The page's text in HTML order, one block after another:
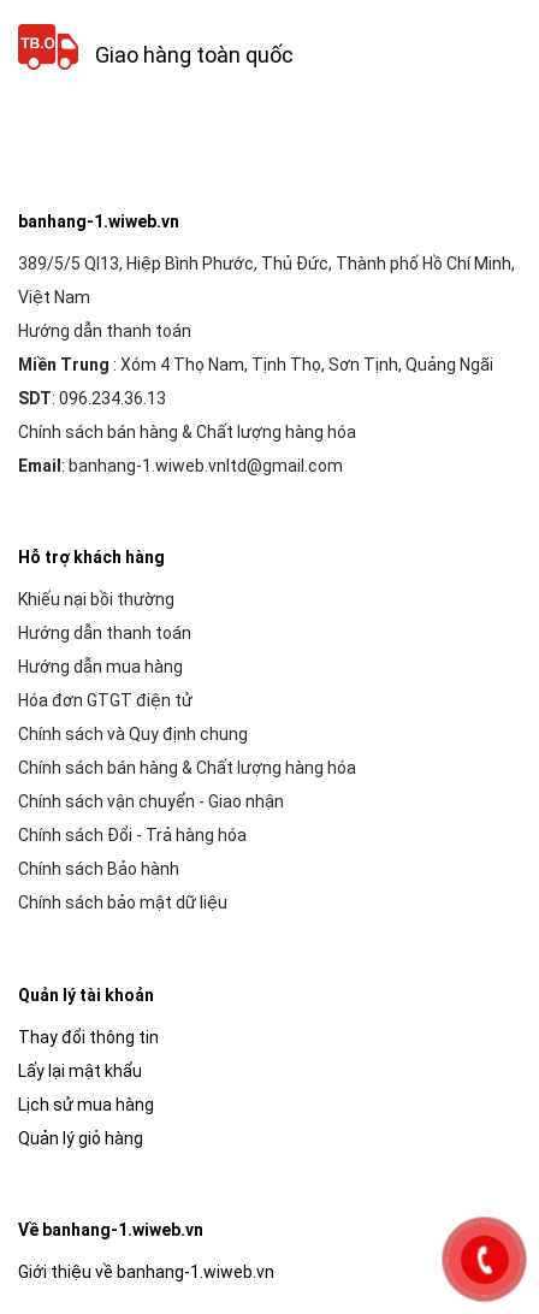
Giao hàng toàn quốc
banhang-1.wiweb.vn
389/5/5 Ql13, Hiệp Bình Phước, Thủ Đức, Thành phố Hồ Chí Minh,
Việt Nam
Hướng dẫn thanh toán
Miền Trung : Xóm 4 Thọ Nam, Tịnh Thọ, Sơn Tịnh, Quảng Ngãi
SDT: 096.234.36.13
Chính sách bán hàng & Chất lượng hàng hóa
Email : banhang-1.wiweb.vnltd@gmail.com
Hỗ trợ khách hàng
Khiếu nại bồi thường
Hướng dẫn thanh toán
Hướng dẫn mua hàng
Hóa đơn GTGT điện tử
Chính sách và Quy định chung
Chính sách bán hàng & Chất lượng hàng hóa
Chính sách vận chuyển - Giao nhận
Chính sách Đổi - Trả hàng hóa
Chính sách Bảo hành
Chính sách bảo mật dữ liệu
Quản lý tài khoản
Thay đổi thông tin
Lấy lại mật khẩu
Lịch sử mua hàng
Quản lý giỏ hàng
Về banhang-1.wiweb.vn
Giới thiệu về banhang-1.wiweb.vn